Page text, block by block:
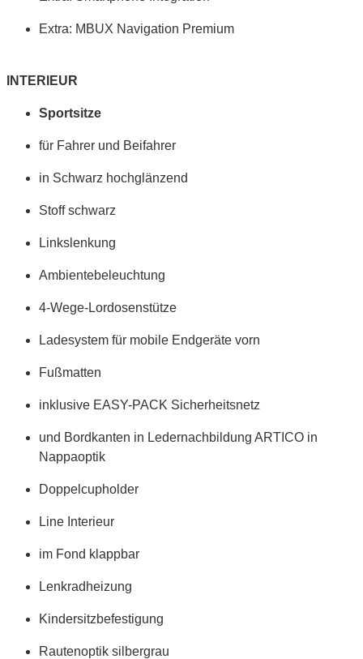
Extra: MBUX Navigation Premium
INTERIEUR
Sportsitze
für Fahrer und Beifahrer
in Schwarz hochglänzend
Stoff schwarz
Linkslenkung
Ambientebeleuchtung
4-Wege-Lordosenstütze
Ladesystem für mobile Endgeräte vorn
Fußmatten
inklusive EASY-PACK Sicherheitsnetz
und Bordkanten in Ledernachbildung ARTICO in
Nappaoptik
Doppelcupholder
Line Interieur
im Fond klappbar
Lenkradheizung
Kindersitzbefestigung
Rautenoptik silbergrau